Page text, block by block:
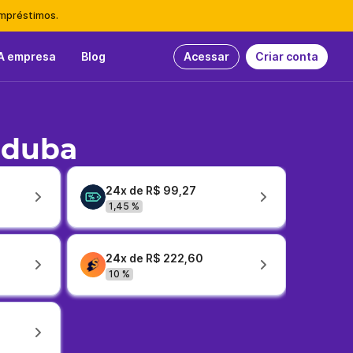
empresa Blog Acessar Criar conta
24x de R$ 99,27
1,45 %
24x de R$ 222,60
10 %